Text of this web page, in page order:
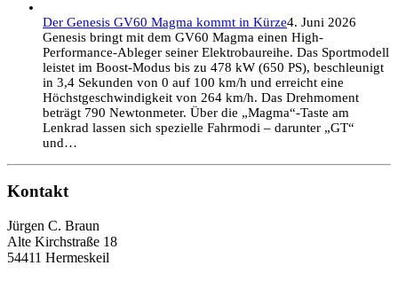
Der Genesis GV60 Magma kommt in Kürze4. Juni 2026
Genesis bringt mit dem GV60 Magma einen High-
Performance-Ableger seiner Elektrobaureihe. Das Sportmodell
leistet im Boost-Modus bis zu 478 kW (650 PS), beschleunigt
in 3,4 Sekunden von 0 auf 100 km/h und erreicht eine
Höchstgeschwindigkeit von 264 km/h. Das Drehmoment
beträgt 790 Newtonmeter. Über die „Magma“-Taste am
Lenkrad lassen sich spezielle Fahrmodi – darunter „GT“
und…
Kontakt
Jürgen C. Braun
Alte Kirchstraße 18
54411 Hermeskeil